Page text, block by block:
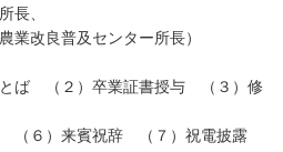
長、
センター所長）
ば （２）卒業証書授与 （３）修
来賓祝辞 （７）祝電披露